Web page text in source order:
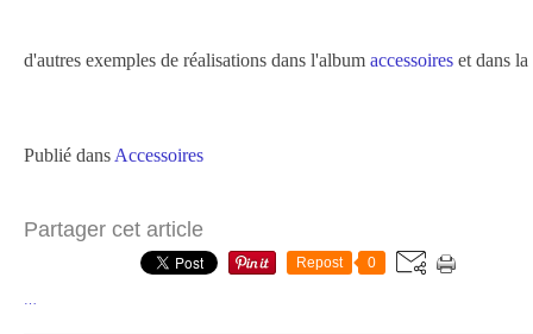
d'autres exemples de réalisations dans l'album accessoires et dans
Publié dans Accessoires
Partager cet article
Repost 0